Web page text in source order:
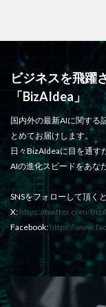
ビジネスを飛躍
「BizAIdea」
国内外の最新AIに関する
とめてお届けします。
日々BizAIdeaに目を通す
AIの進化スピードをあな
SNSをフォローして頂く
X: https://twitter.com/
Facebook: https://